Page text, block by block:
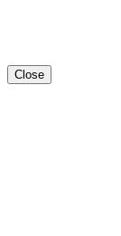
Close